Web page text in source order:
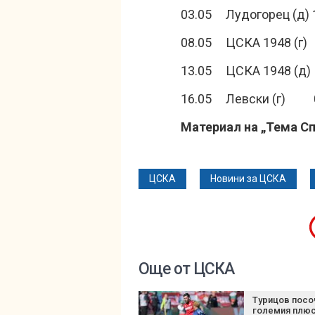
03.05 Лудогорец (д)
08.05 ЦСКА 1948 (г)
13.05 ЦСКА 1948 (д)
16.05 Левски (г)
Материал на „Тема
ЦСКА Новини за ЦСКА
Още от ЦСКА
Турицов
големия